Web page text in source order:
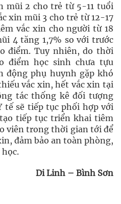
mũi 2 cho trẻ từ 5-11 tuổi
xin mũi 3 cho trẻ từ 12-17
vắc xin cho người từ 18
4 tăng 1,7% so với trước
điểm. Tuy nhiên, do thời
điểm học sinh chưa tựu
động phụ huynh gặp khó
vắc xin, hết vắc xin tại
tác thống kê đối tượng
tế sẽ tiếp tục phối hợp với
tiếp tục triển khai tiêm
viên trong thời gian tới để
đảm bảo an toàn phòng,
Di Linh – Bình Sơn